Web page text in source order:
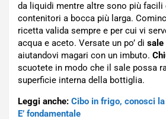
da liquidi mentre altre sono più facili
contenitori a bocca più larga.
ricetta valida sempre e per cui vi
acqua e aceto. Versate un po’ di sale
aiutandovi magari con un imbuto.
scuotete in modo che il sale possa
superficie interna della bottiglia.
Leggi anche: Cibo in frigo, conosci
E’ fondamentale